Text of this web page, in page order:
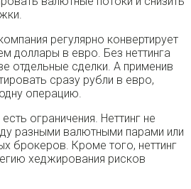
регулярно конвертирует
доллары в евро. Без неттинга
отдельные сделки. А применив
сразу рубли в евро,
операцию.
ограничения. Неттинг не
разными валютными парами или
брокеров. Кроме того, неттинг
хеджирования рисков